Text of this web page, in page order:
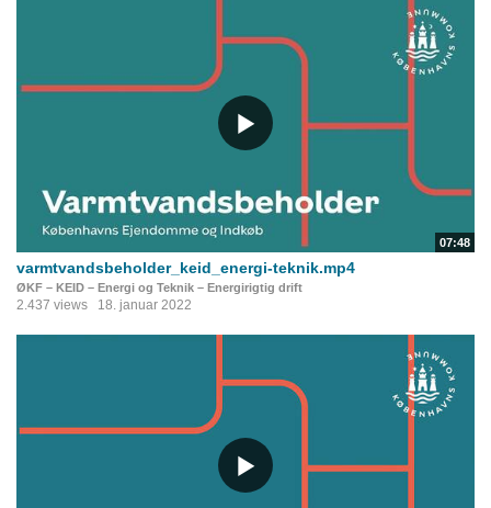
07:48
varmtvandsbeholder_keid_energi-teknik.mp4
ØKF – KEID – Energi og Teknik – Energirigtig drift
2.437 views 18. januar 2022